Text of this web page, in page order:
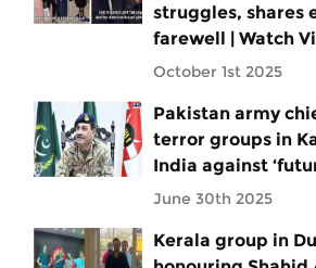
struggles, shares
farewell | Watch
October 1st 2025
Pakistan army
terror groups in
India against
June 30th 2025
Kerala group in